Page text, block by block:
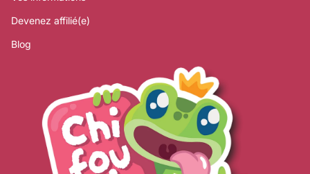
Devenez affilié(e)
Blog